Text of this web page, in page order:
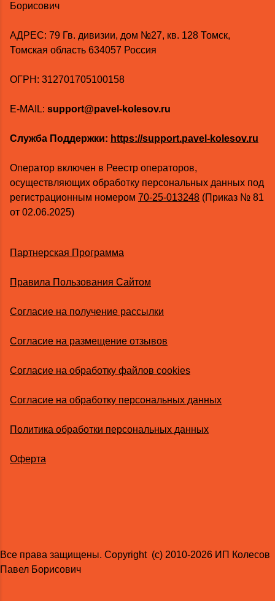
Борисович
AДРЕС: 79 Гв. дивизии, дом №27, кв. 128 Томск,
Томская область 634057 Россия
ОГРН: 312701705100158
E-MAIL: support@pavel-kolesov.ru
Служба Поддержки: https://support.pavel-kolesov.ru
Оператор включен в Реестр операторов,
осуществляющих обработку персональных данных под
регистрационным номером 70-25-013248 (Приказ № 81
от 02.06.2025)
Партнерская Программа
Правила Пользования Сайтом
Согласие на получение рассылки
Согласие на размещение отзывов
Согласие на обработку файлов cookies
Согласие на обработку персональных данных
Политика обработки персональных данных
Оферта
Все права защищены. Copyright (с) 2010-2026 ИП Колесов
Павел Борисович